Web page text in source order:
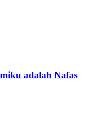
adalah Nafas